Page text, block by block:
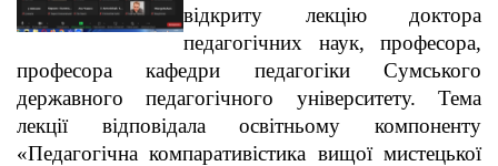
відкриту лекцію доктора
педагогічних наук, професора,
професора кафедри педагогіки Сумського
державного педагогічного університету. Тема
лекції відповідала освітньому компоненту
«Педагогічна компаративістика вищої мистецької